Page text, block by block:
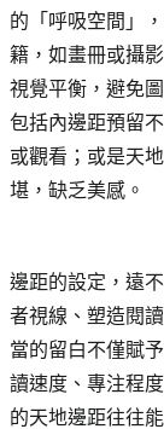
的「呼吸空間」
籍，如畫冊或攝
視覺平衡，避免
包括內邊距預留
或觀看；或是天
堪，缺乏美感。
邊距的設定，遠
者視線、塑造閱
當的留白不僅賦
讀速度、專注程
的天地邊距往往